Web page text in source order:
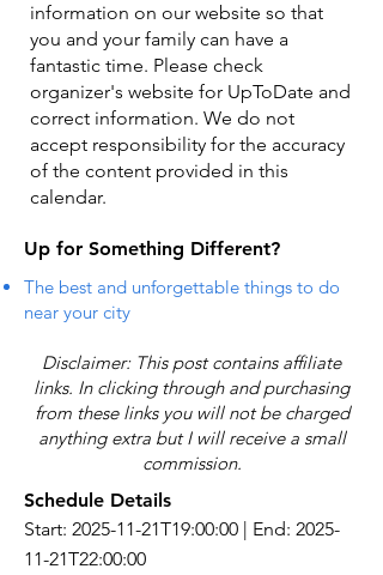
information on our website so that
you and your family can have a
fantastic time. Please check
organizer's website for UpToDate ​and
correct information. We do not
accept responsibility for the accuracy
of the content provided in this
calendar.
Up for Something Different?
The best and unforgettable things to do
near your city
Disclaimer: This post contains affiliate
links. In clicking through and purchasing
from these links you will not be charged
anything extra but I will receive a small
commission.
Schedule Details
Start: 2025-11-21T19:00:00 | End: 2025-
11-21T22:00:00